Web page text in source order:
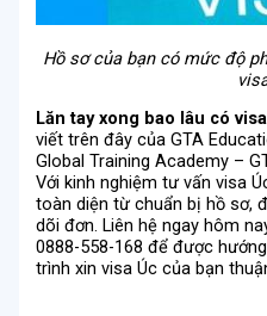
Hồ sơ của bạn có mức độ
Lăn tay xong bao lâu có
viết trên đây của GTA
Global Training Academy –
Với kinh nghiệm tư vấn visa
toàn diện từ chuẩn bị hồ sơ,
dõi đơn. Liên hệ ngay hôm
0888-558-168 để được
trình xin visa Úc của bạn